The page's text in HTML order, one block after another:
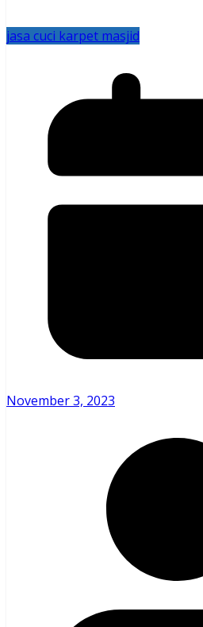
jasa cuci karpet masjid
November 3, 2023